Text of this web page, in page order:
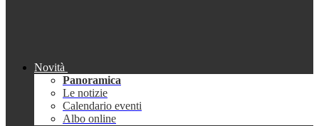
Novità
Panoramica
Le notizie
Calendario eventi
Albo online